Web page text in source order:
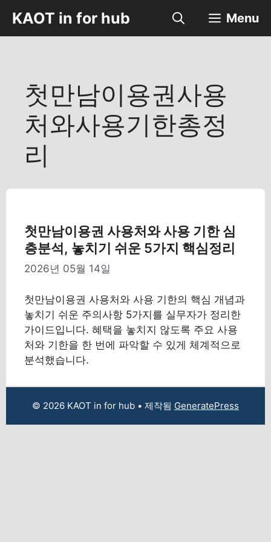
츠
KAOT in for hub Menu
첫만남이용권사용
처와사용기한총정
리
첫만남이용권 사용처와 사용 기한 심
층분석, 놓치기 쉬운 5가지 핵심정리
2026년 05월 14일
첫만남이용권 사용처와 사용 기한의 핵심 개념과
놓치기 쉬운 주의사항 5가지를 실무자가 정리한
가이드입니다. 혜택을 놓치지 않도록 주요 사용
처와 기한을 한 번에 파악할 수 있게 체계적으로
분석했습니다.
© 2026 KAOT in for hub • 제작됨 GeneratePress